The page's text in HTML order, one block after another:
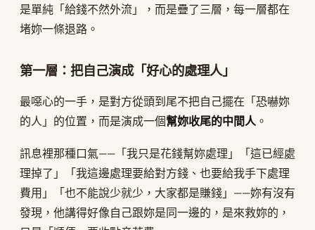
是單純「給錢不然外流」，而是疊了三層，每一層都在
堵妳一條退路。
第一層：把自己演成「好心的處理人」
最噁心的一手，是對方從頭到尾不把自己擺在「恐嚇妳
的人」的位置，而是演成一個幫妳收尾的中間人。
訊息裡那種口氣——「我只是花錢幫妳處理」「這已經處
理掉了」「我這邊處理要給對方錢、也要給我手下處理
費用」「也不能說少就少，大家都是賺錢」——妳有沒有
發現，他講得好像自己跟妳是同一邊的，是來救妳的，